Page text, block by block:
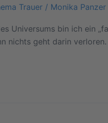
Trauer / Monika Panzer
Universums bin ich ein
nichts geht darin